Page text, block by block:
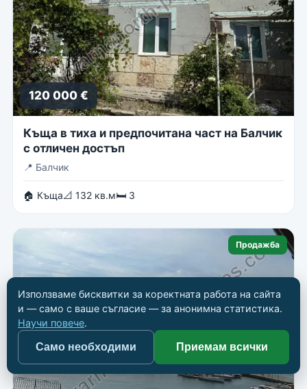
120 000 €
Къща в тиха и предпочитана част на Балчик
с отличен достъп
📍 Балчик
🏠 Къща📐 132 кв.м🛏 3
Продажба
Използваме бисквитки за коректната работа на сайта
и — само с ваше съгласие — за анонимна статистика.
Научи повече.
Само необходими Приемам всички